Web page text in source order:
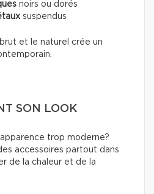
noirs ou dorés
suspendus
et le naturel crée un
SON LOOK
apparence trop moderne?
accessoires partout dans
de la chaleur et de la